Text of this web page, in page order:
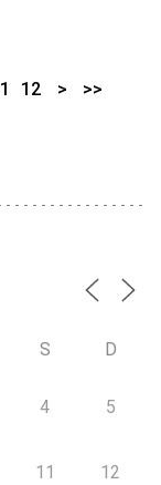
12 > >>
S D
4 5
11 12